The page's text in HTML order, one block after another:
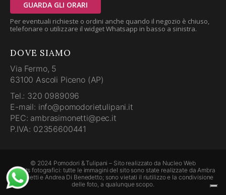
GUARDA GLI ORARI
Per eventuali richieste o ordini anche quando il negozio è chiuso,
telefonare o utilizzare il widget Whatsapp in basso a sinistra.
DOVE SIAMO
Via Fermo, 5
63100 Ascoli Piceno (AP)
Tel.: 320 0989096
E-mail: info@pomodorietulipani.it
PEC: ambrasimonetti@pec.it
P.IVA: 02356600441
© 2024 Pomodori & Tulipani – Sito realizzato da Nucleo Web
Credits fotografici: tutte le immagini del sito sono state realizzate da Ambra
Simonetti e Andrea Di Benedetto; sono vietati il riutilizzo e la condivisione
delle foto, a qualunque scopo.